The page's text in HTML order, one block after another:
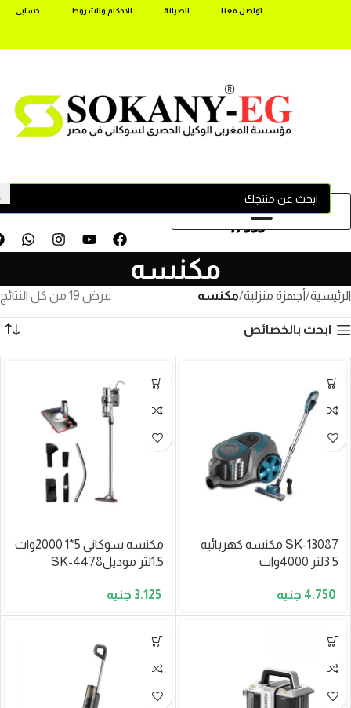
تواصل معنا الصيانة الاحكام والشروط حسابى
17355
مكنسه
الرئيسية أجهزة منزلية مكنسه عرض ⁦19⁩ من كل النتائج
ابحث بالخصائص
SK-13087 مكنسه كهربائيه
3.5لتر 4000وات
4.750
مكنسه سوكاني 5*1 2000وات
1.5لتر موديلSK-4478
3.125